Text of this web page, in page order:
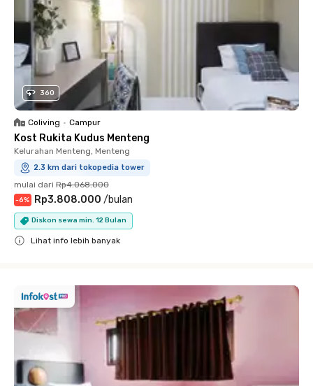
360
Coliving • Campur
Kost Rukita Kudus Menteng
Kelurahan Menteng, Menteng
2.3 km dari tokopedia tower
mulai dari Rp4.068.000
-6% Rp3.808.000 /bulan
Diskon sewa min. 12 Bulan
Lihat info lebih banyak